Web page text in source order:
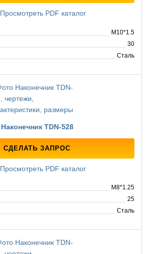
Просмотреть PDF каталог
M10*1.5
30
Сталь
Наконечник TDN-528
СДЕЛАТЬ ЗАПРОС
Просмотреть PDF каталог
M8*1.25
25
Сталь